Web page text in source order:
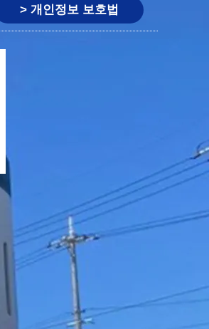
> 개인정보 보호법